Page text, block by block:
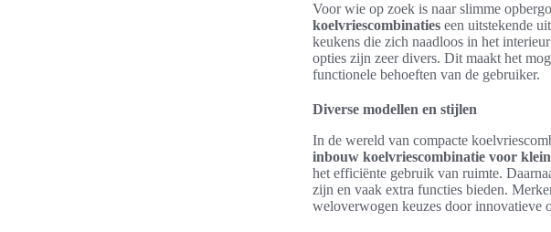
Voor wie op zoek is naar slimme
koelvriescombinaties een uitstekende
keukens die zich naadloos in het
opties zijn zeer divers. Dit maakt het
functionele behoeften van de gebruiker.
Diverse modellen en stijlen
In de wereld van compacte
inbouw koelvriescombinatie voor
het efficiënte gebruik van ruimte.
zijn en vaak extra functies bieden.
weloverwogen keuzes door innovatieve